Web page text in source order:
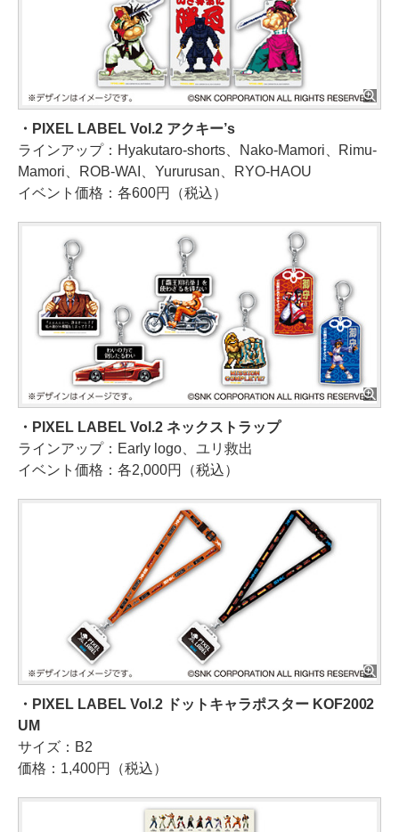
・PIXEL LABEL Vol.2 アクキー’s
ラインアップ：Hyakutaro-shorts、Nako-Mamori、Rimu-
Mamori、ROB-WAI、Yururusan、RYO-HAOU
イベント価格：各600円（税込）
・PIXEL LABEL Vol.2 ネックストラップ
ラインアップ：Early logo、ユリ救出
イベント価格：各2,000円（税込）
・PIXEL LABEL Vol.2 ドットキャラポスター KOF2002
UM
サイズ：B2
価格：1,400円（税込）